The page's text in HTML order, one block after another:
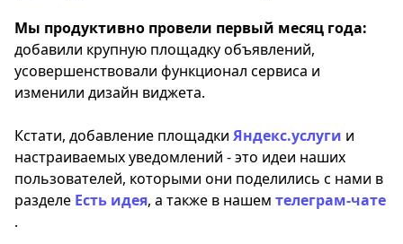
Мы продуктивно провели первый месяц года:
добавили крупную площадку объявлений,
усовершенствовали функционал сервиса и
изменили дизайн виджета.
Кстати, добавление площадки Яндекс.услуги и
настраиваемых уведомлений - это идеи наших
пользователей, которыми они поделились с нами в
разделе Есть идея, а также в нашем телеграм-чате
.